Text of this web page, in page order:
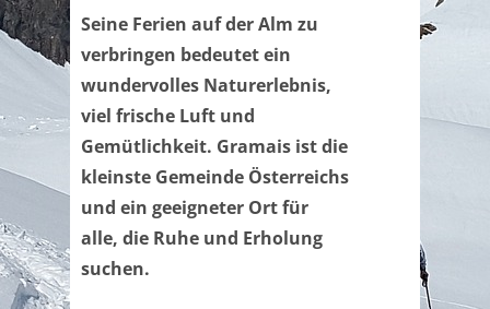
Seine Ferien auf der Alm zu
verbringen bedeutet ein
wundervolles Naturerlebnis,
viel frische Luft und
Gemütlichkeit. Gramais ist die
kleinste Gemeinde Österreichs
und ein geeigneter Ort für
alle, die Ruhe und Erholung
suchen.